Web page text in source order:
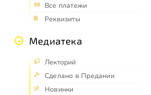
Все платежи
Реквизиты
Медиатека
Лекторий
Сделано в Предании
Новинки